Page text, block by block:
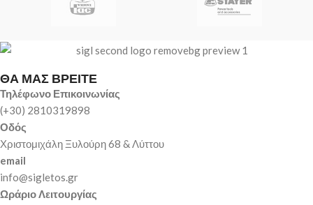
ΘΑ ΜΑΣ ΒΡΕΙΤΕ
Τηλέφωνο Επικοινωνίας
(+30) 2810319898
Οδός
Χριστομιχάλη Ξυλούρη 68 & Λύττου
email
info@sigletos.gr
Ωράριο Λειτουργίας